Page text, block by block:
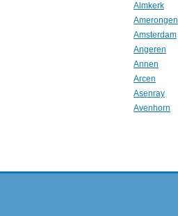
Almkerk
Amerongen
Amsterdam
Angeren
Annen
Arcen
Asenray
Avenhorn